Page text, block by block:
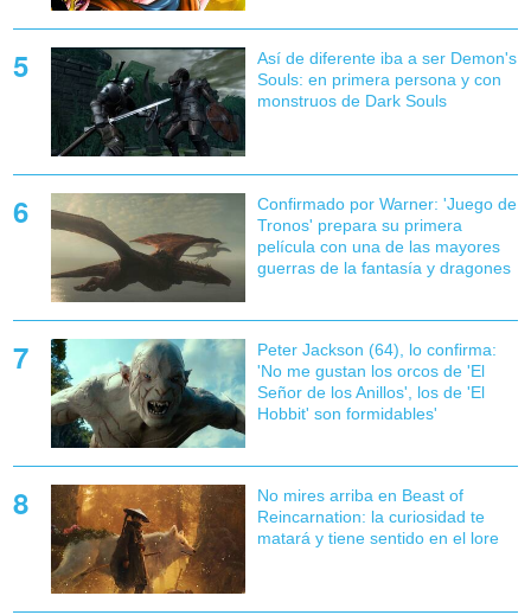
Así de diferente iba a ser Demon's
Souls: en primera persona y con
monstruos de Dark Souls
Confirmado por Warner: 'Juego de
Tronos' prepara su primera
película con una de las mayores
guerras de la fantasía y dragones
Peter Jackson (64), lo confirma:
'No me gustan los orcos de 'El
Señor de los Anillos', los de 'El
Hobbit' son formidables'
No mires arriba en Beast of
Reincarnation: la curiosidad te
matará y tiene sentido en el lore